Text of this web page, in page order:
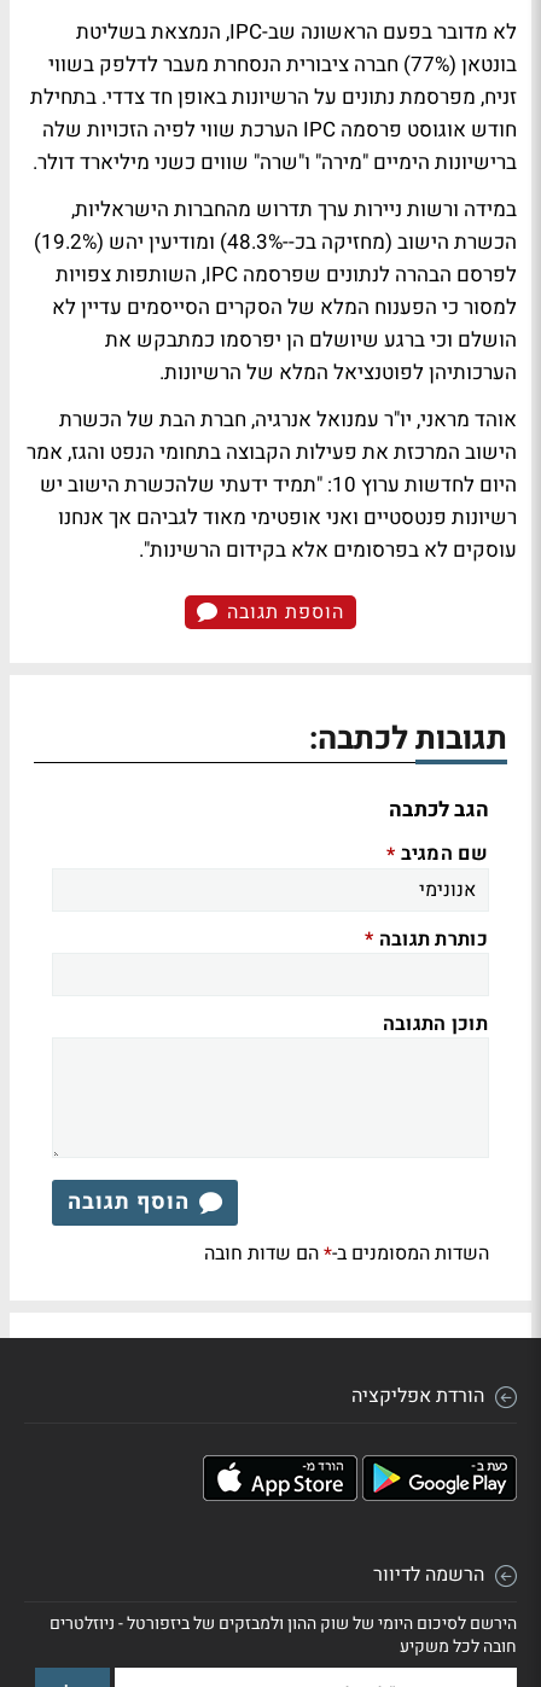
לא מדובר בפעם הראשונה שב-IPC, הנמצאת בשליטת
בונטאן (77%) חברה ציבורית הנסחרת מעבר לדלפק בשווי
זניח, מפרסמת נתונים על הרשיונות באופן חד צדדי. בתחילת
חודש אוגוסט פרסמה IPC הערכת שווי לפיה הזכויות שלה
ברישיונות הימיים "מירה" ו"שרה" שווים כשני מיליארד דולר.
במידה ורשות ניירות ערך תדרוש מהחברות הישראליות,
הכשרת הישוב (מחזיקה בכ--48.3%) ומודיעין יהש (19.2%)
לפרסם הבהרה לנתונים שפרסמה IPC, השותפות צפויות
למסור כי הפענוח המלא של הסקרים הסייסמים עדיין לא
הושלם וכי ברגע שיושלם הן יפרסמו כמתבקש את
הערכותיהן לפוטנציאל המלא של הרשיונות.
אוהד מראני, יו"ר עמנואל אנרגיה, חברת הבת של הכשרת
הישוב המרכזת את פעילות הקבוצה בתחומי הנפט והגז, אמר
היום לחדשות ערוץ 10: "תמיד ידעתי שלהכשרת הישוב יש
רשיונות פנטסטיים ואני אופטימי מאוד לגביהם אך אנחנו
עוסקים לא בפרסומים אלא בקידום הרשינות".
הוספת תגובה
תגובות לכתבה:
הגב לכתבה
שם המגיב *
כותרת תגובה *
תוכן התגובה
הוסף תגובה
השדות המסומנים ב-*הם שדות חובה
הורדת אפליקציה
הרשמה לדיוור
הירשם לסיכום היומי של שוק ההון ולמבזקים של ביזפורטל - ניוזלטרים
חובה לכל משקיע